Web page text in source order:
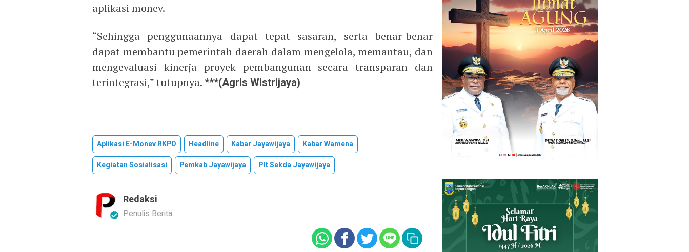
aplikasi monev.
“Sehingga penggunaannya dapat tepat sasaran, serta benar-benar
dapat membantu pemerintah daerah dalam mengelola, memantau, dan
mengevaluasi kinerja proyek pembangunan secara transparan dan
terintegrasi,” tutupnya.***(Agris Wistrijaya)
Aplikasi E-Monev RKPD Headline Kabar Jayawijaya
Kabar Wamena
Kegiatan Sosialisasi
Pemkab Jayawijaya Plt Sekda Jayawijaya
Redaksi
Penulis Berita